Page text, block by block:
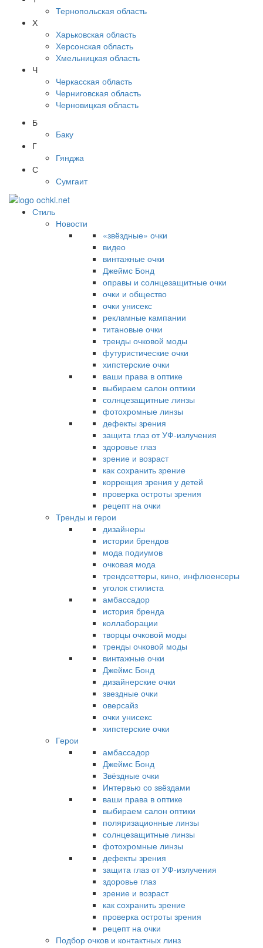
Тернопольская область
Х
Харьковская область
Херсонская область
Хмельницкая область
Ч
Черкасская область
Черниговская область
Черновицкая область
Б
Баку
Г
Гянджа
С
Сумгаит
Стиль
Новости
«звёздные» очки
видео
винтажные очки
Джеймс Бонд
оправы и солнцезащитные очки
очки и общество
очки унисекс
рекламные кампании
титановые очки
тренды очковой моды
футуристические очки
хипстерские очки
ваши права в оптике
выбираем салон оптики
солнцезащитные линзы
фотохромные линзы
дефекты зрения
защита глаз от УФ-излучения
здоровье глаз
зрение и возраст
как сохранить зрение
коррекция зрения у детей
проверка остроты зрения
рецепт на очки
Тренды и герои
дизайнеры
истории брендов
мода подиумов
очковая мода
трендсеттеры, кино, инфлюенсеры
уголок стилиста
амбассадор
история бренда
коллаборации
творцы очковой моды
тренды очковой моды
винтажные очки
Джеймс Бонд
дизайнерские очки
звездные очки
оверсайз
очки унисекс
хипстерские очки
Герои
амбассадор
Джеймс Бонд
Звёздные очки
Интервью со звёздами
ваши права в оптике
выбираем салон оптики
поляризационные линзы
солнцезащитные линзы
фотохромные линзы
дефекты зрения
защита глаз от УФ-излучения
здоровье глаз
зрение и возраст
как сохранить зрение
проверка остроты зрения
рецепт на очки
Подбор очков и контактных линз